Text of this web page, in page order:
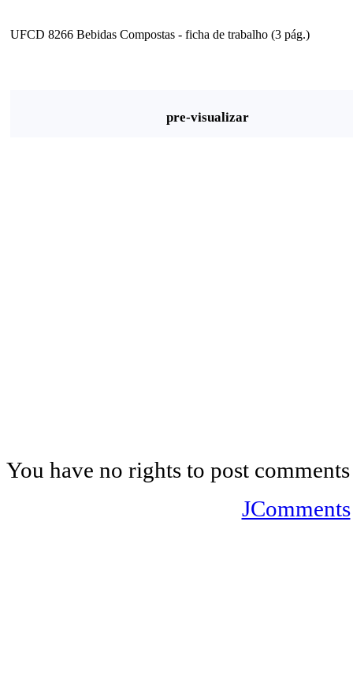
UFCD 8266 Bebidas Compostas - ficha de trabalho (3 pág.)
pre-visualizar
You have no rights to post comments
JComments